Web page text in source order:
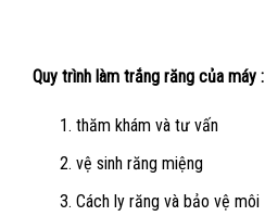
Quy trình làm trắng răng của máy :
thăm khám và tư vấn
vệ sinh răng miệng
Cách ly răng và bảo vệ môi